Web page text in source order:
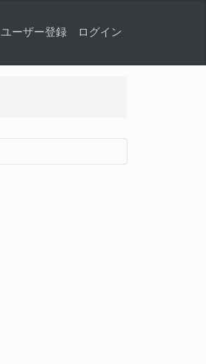
ユーザー登録 ログイン